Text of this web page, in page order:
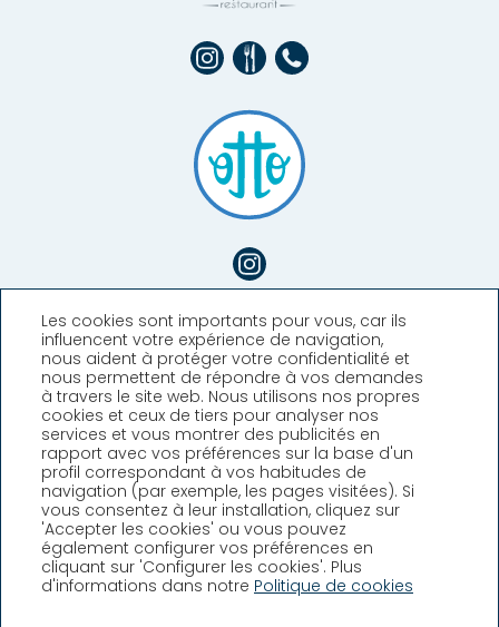
Hotel Llafranch
Plaça Promontori, 2, Llafranc,
Girona (España)
T. +34 972 30 02 08
info@hllafranch.com
Les cookies sont importants pour vous, car ils
influencent votre expérience de navigation,
nous aident à protéger votre confidentialité et
nous permettent de répondre à vos demandes
à travers le site web. Nous utilisons nos propres
cookies et ceux de tiers pour analyser nos
services et vous montrer des publicités en
rapport avec vos préférences sur la base d'un
profil correspondant à vos habitudes de
navigation (par exemple, les pages visitées). Si
vous consentez à leur installation, cliquez sur
'Accepter les cookies' ou vous pouvez
également configurer vos préférences en
cliquant sur 'Configurer les cookies'. Plus
d'informations dans notre Politique de cookies